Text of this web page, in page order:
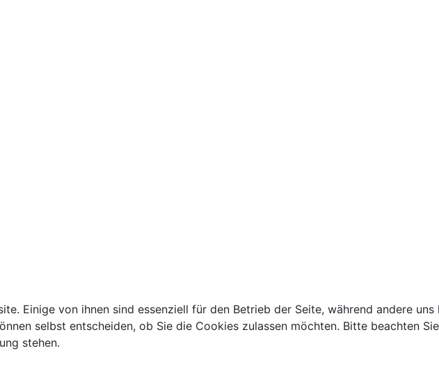
Einige von ihnen sind essenziell für den Betrieb der Seite, während andere
selbst entscheiden, ob Sie die Cookies zulassen möchten. Bitte beachten
stehen.